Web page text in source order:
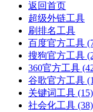
返回首页
超级外链工具
刷排名工具
百度官方工具
搜狗官方工具
360官方工具
谷歌官方工具
关键词工具 (15)
社会化工具 (38)